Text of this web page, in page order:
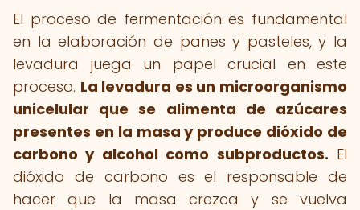
El proceso de fermentación es fundamental
en la elaboración de panes y pasteles, y la
levadura juega un papel crucial en este
proceso. La levadura es un microorganismo
unicelular que se alimenta de azúcares
presentes en la masa y produce dióxido de
carbono y alcohol como subproductos. El
dióxido de carbono es el responsable de
hacer que la masa crezca y se vuelva